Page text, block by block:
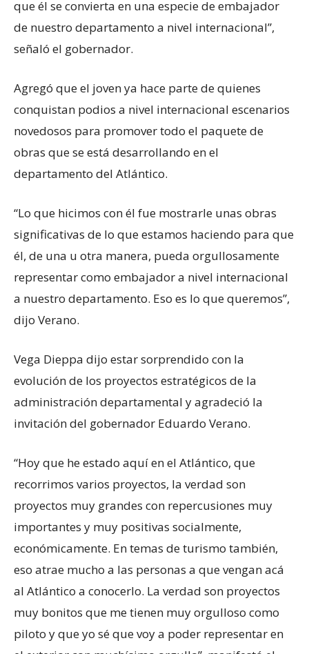
que él se convierta en una especie de embajador
de nuestro departamento a nivel internacional”,
señaló el gobernador.
Agregó que el joven ya hace parte de quienes
conquistan podios a nivel internacional escenarios
novedosos para promover todo el paquete de
obras que se está desarrollando en el
departamento del Atlántico.
“Lo que hicimos con él fue mostrarle unas obras
significativas de lo que estamos haciendo para que
él, de una u otra manera, pueda orgullosamente
representar como embajador a nivel internacional
a nuestro departamento. Eso es lo que queremos”,
dijo Verano.
Vega Dieppa dijo estar sorprendido con la
evolución de los proyectos estratégicos de la
administración departamental y agradeció la
invitación del gobernador Eduardo Verano.
“Hoy que he estado aquí en el Atlántico, que
recorrimos varios proyectos, la verdad son
proyectos muy grandes con repercusiones muy
importantes y muy positivas socialmente,
económicamente. En temas de turismo también,
eso atrae mucho a las personas a que vengan acá
al Atlántico a conocerlo. La verdad son proyectos
muy bonitos que me tienen muy orgulloso como
piloto y que yo sé que voy a poder representar en